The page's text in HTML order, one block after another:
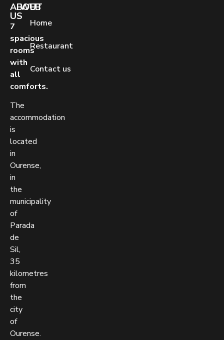
ABOUT
US
7
spacious
rooms
with
all
comforts.
The
accommodation
is
located
in
Ourense,
in
the
municipality
of
Parada
de
Sil,
35
kilometres
from
the
city
of
Ourense.
WEB
Home
Restaurant
Contact us